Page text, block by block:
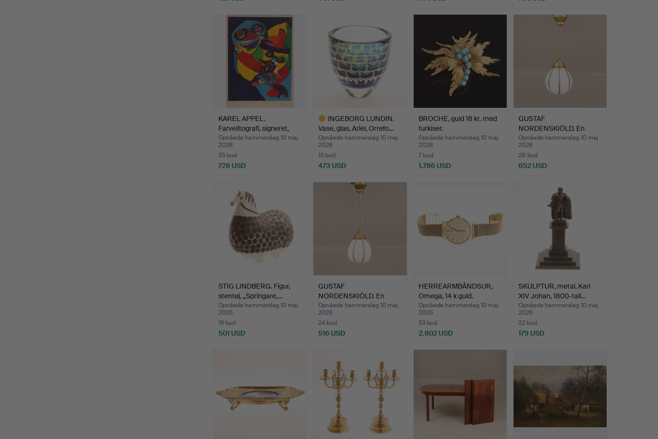
KAREL APPEL.
Farvelitografi, signeret,
E.A.
Opnåede hammerslag 10 maj
2026
35 bud
728 USD
INGEBORG LUNDIN.
Vase, glas, Ariel, Orrefo…
Opnåede hammerslag 10 maj
2026
13 bud
473 USD
BROCHE, guld 18 kt. med
turkiser.
Opnåede hammerslag 10 maj
2026
7 bud
1.786 USD
GUSTAF
NORDENSKIÖLD. En
„Hobo“ loftslampe,…
Opnåede hammerslag 10 maj
2026
28 bud
652 USD
STIG LINDBERG. Figur,
stentøj, „Springare,…
Opnåede hammerslag 10 maj
2026
19 bud
501 USD
GUSTAF
NORDENSKIÖLD. En
„Hobo“ loftslampe,…
Opnåede hammerslag 10 maj
2026
24 bud
516 USD
HERREARMBÅNDSUR,
Omega, 14 k guld.
Opnåede hammerslag 10 maj
2026
53 bud
2.802 USD
SKULPTUR, metal, Karl
XIV Johan, 1800-tall…
Opnåede hammerslag 10 maj
2026
22 bud
179 USD